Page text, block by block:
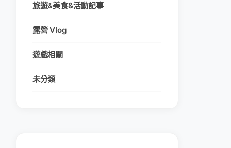
旅遊&美食&活動記事
露營 Vlog
遊戲相關
未分類